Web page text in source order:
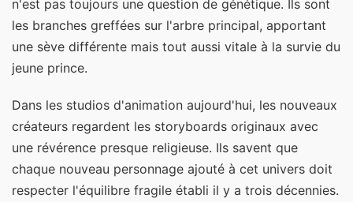
n'est pas toujours une question de génétique. Ils sont
les branches greffées sur l'arbre principal, apportant
une sève différente mais tout aussi vitale à la survie du
jeune prince.
Dans les studios d'animation aujourd'hui, les nouveaux
créateurs regardent les storyboards originaux avec
une révérence presque religieuse. Ils savent que
chaque nouveau personnage ajouté à cet univers doit
respecter l'équilibre fragile établi il y a trois décennies.